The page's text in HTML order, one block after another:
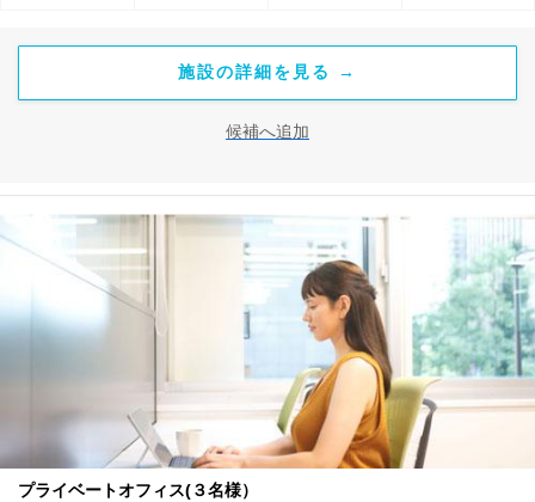
施設の詳細を見る →
候補へ追加
プライベートオフィス(３名様）